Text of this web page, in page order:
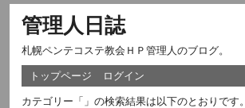
管理人日誌
札幌ペンテコステ教会ＨＰ管理人のブログ。
トップページ ログイン
カテゴリー「」の検索結果は以下のとおりです。